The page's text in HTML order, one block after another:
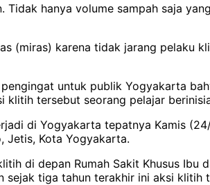
hanya volume sampah saja
(miras) karena tidak jarang pelaku
untuk publik Yogyakarta
tersebut seorang pelajar
di Yogyakarta tepatnya Kamis
Jetis, Kota Yogyakarta.
di depan Rumah Sakit Khusus Ibu
sejak tiga tahun terakhir ini aksi klitih